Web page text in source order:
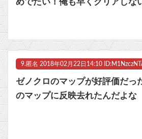
めでたい！俺も早くクリアしな
9. 匿名 2018年02月22日14:10
ゼノクロのマップが好評価だっ
のマップに反映去れたんだよな